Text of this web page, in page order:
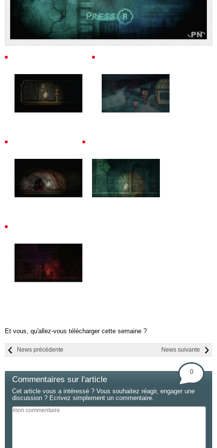
Et vous, qu'allez-vous télécharger cette semaine ?
News suivante
News précédente
Commentaires sur l'article
0
Cet article vous a intéressé ? Vous souhaitez réagir, engager une
discussion ? Ecrivez simplement un commentaire.